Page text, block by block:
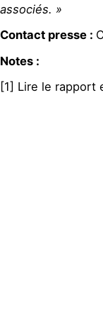
associés. »
Contact presse :
Notes :
[1] Lire le rapport